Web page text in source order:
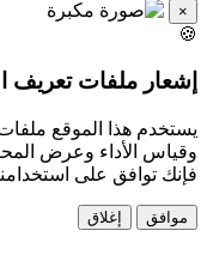
×
🍪
إشعار ملفات تعريف
يستخدم هذا الموقع
وقياس الأداء وعرض
فإنك توافق على
موافق إغلاق